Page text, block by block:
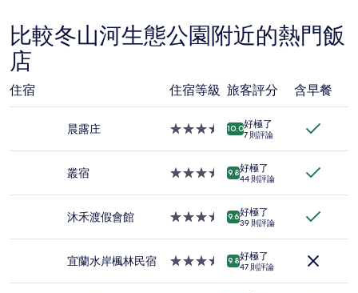
根
據
過
去
24
小
時
位
住
晚
件
比較冬山河生態公園附近的熱門飯
店
住宿 住宿等級 旅客評分 含早餐
晨露庄
3.5
住
10.0好極了
7 則評論
叢宿
3.5
住
9.8好極了
44 則評論
沐禾渡假會館
3.5
住
9.6好極了
39 則評論
宜蘭水岸楓林民宿
3.5
9.8好極了
47 則評論